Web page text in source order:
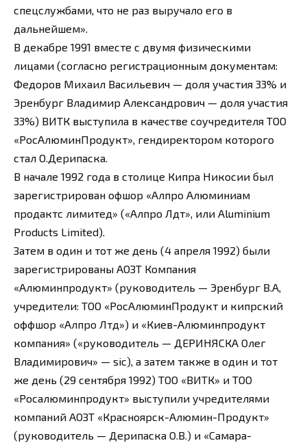
спецслужбами, что не раз выручало его в
дальнейшем».
В декабре 1991 вместе с двумя физическими
лицами (согласно регистрационным документам:
Федоров Михаил Васильевич — доля участия 33% и
Эренбург Владимир Александрович — доля участия
33%) ВИТК выступила в качестве соучредителя ТОО
«РосАлюминПродукт», гендиректором которого
стал О.Дерипаска.
В начале 1992 года в столице Кипра Никосии был
зарегистрирован офшор «Алпро Алюминиам
продактс лимитед» («Алпро Лдт», или Aluminium
Products Limited).
Затем в один и тот же день (4 апреля 1992) были
зарегистрированы АОЗТ Компания
«Алюминпродукт» (руководитель — Эренбург В.А,
учредители: ТОО «РосАлюминПродукт и кипрский
оффшор «Алпро Лтд») и «Киев-Алюминпродукт
компания» («руководитель — ДЕРИНЯСКА Олег
Владимирович» — sic), а затем также в один и тот
же день (29 сентября 1992) ТОО «ВИТК» и ТОО
«Росалюминпродукт» выступили учредителями
компаний АОЗТ «Красноярск-Алюмин-Продукт»
(руководитель — Дерипаска О.В.) и «Самара-